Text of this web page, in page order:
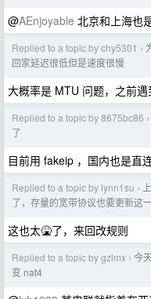
@AEnjoyable 北京和上海也
Replied to a topic by chy5301 ›
回家延迟很低但是速度很慢
大概率是 MTU 问题，之前遇
Replied to a topic by 8675bc86 ›
了
目前用 fakeip ，国内也是直
Replied to a topic by lynn1su ›
了，存量的宽带协议也要更新这
这也太🤮了，来回改规则
Replied to a topic by gzlmx › 今
变 nat4